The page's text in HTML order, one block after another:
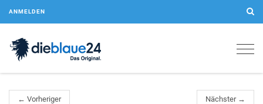
ANMELDEN
← Vorheriger Nächster →